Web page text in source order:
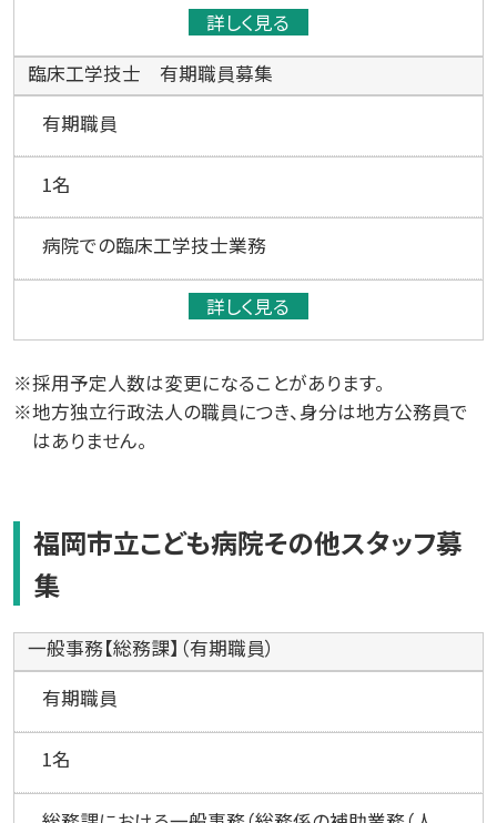
詳しく見る
臨床工学技士 有期職員募集
有期職員
1名
病院での臨床工学技士業務
詳しく見る
※採用予定人数は変更になることがあります。
※地方独立行政法人の職員につき、身分は地方公務員で
はありません。
福岡市立こども病院その他スタッフ募
集
一般事務【総務課】（有期職員）
有期職員
1名